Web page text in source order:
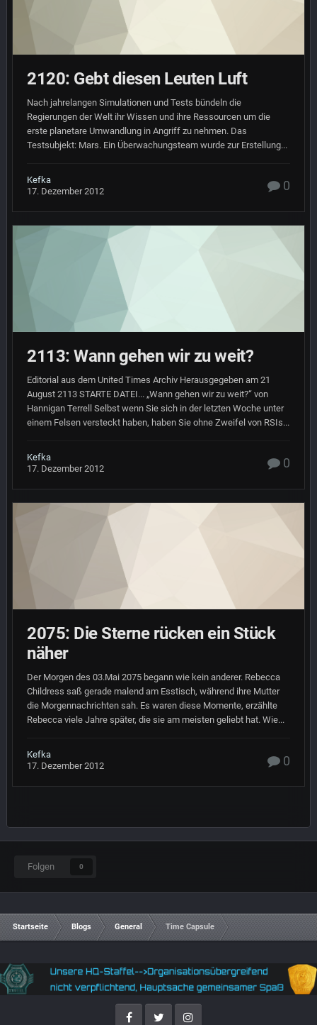
2120: Gebt diesen Leuten Luft
Nach jahrelangen Simulationen und Tests bündeln die
Regierungen der Welt ihr Wissen und ihre Ressourcen um die
erste planetare Umwandlung in Angriff zu nehmen. Das
Testsubjekt: Mars. Ein Überwachungsteam wurde zur Erstellung...
Kefka
17. Dezember 2012
0
2113: Wann gehen wir zu weit?
Editorial aus dem United Times Archiv Herausgegeben am 21
August 2113 STARTE DATEI... „Wann gehen wir zu weit?“ von
Hannigan Terrell Selbst wenn Sie sich in der letzten Woche unter
einem Felsen versteckt haben, haben Sie ohne Zweifel von RSIs...
Kefka
17. Dezember 2012
0
2075: Die Sterne rücken ein Stück
näher
Der Morgen des 03.Mai 2075 begann wie kein anderer. Rebecca
Childress saß gerade malend am Esstisch, während ihre Mutter
die Morgennachrichten sah. Es waren diese Momente, erzählte
Rebecca viele Jahre später, die sie am meisten geliebt hat. Wie...
Kefka
17. Dezember 2012
0
Folgen 0
Startseite Blogs General Time Capsule